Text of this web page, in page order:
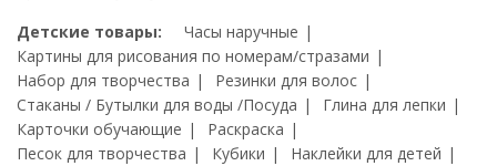
Детские товары:
Часы наручные
Картины для рисования по номерам/стразами
Набор для творчества
Резинки для волос
Стаканы / Бутылки для воды /Посуда
Глина для лепки
Карточки обучающие
Раскраска
Песок для творчества
Кубики
Наклейки для детей